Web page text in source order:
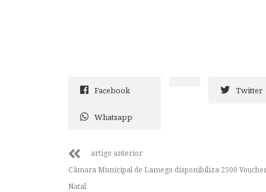
Facebook Twitter
Whatsapp
artigo anterior
Câmara Municipal de Lamego disponibiliza 2500
Natal